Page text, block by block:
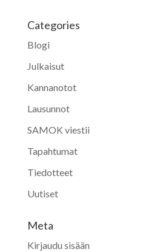
Categories
Blogi
Julkaisut
Kannanotot
Lausunnot
SAMOK viestii
Tapahtumat
Tiedotteet
Uutiset
Meta
Kirjaudu sisään